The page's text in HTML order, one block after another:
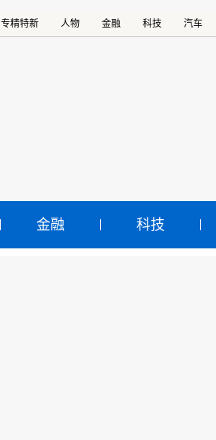
专精特新 人物 金融 科技 汽车
金融 科技